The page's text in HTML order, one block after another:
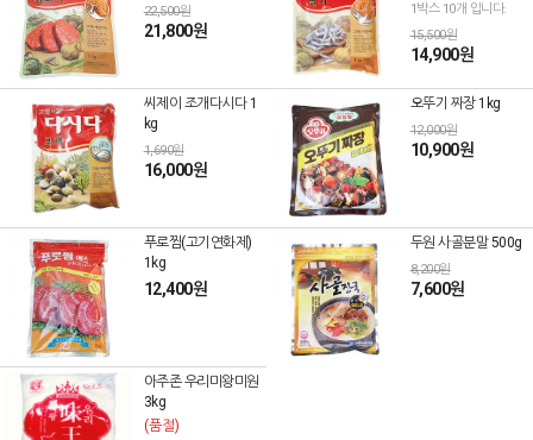
22,500원
21,800원
1박스 10개 입니다.
15,500원
14,900원
씨제이 조개다시다 1
kg
1,690원
16,000원
오뚜기 짜장 1kg
12,000원
10,900원
푸로찜(고기연화제)
1kg
12,400원
두원 사골분말 500g
8,200원
7,600원
아주존 우리미왕미원
3kg
(품절)